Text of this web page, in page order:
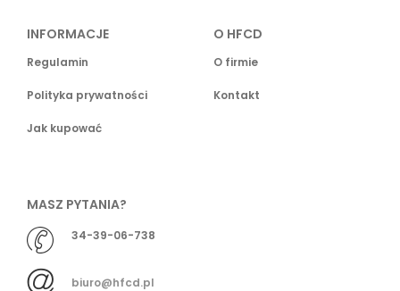
INFORMACJE
Regulamin
Polityka prywatności
Jak kupować
O HFCD
O firmie
Kontakt
MASZ PYTANIA?
34-39-06-738
biuro@hfcd.pl